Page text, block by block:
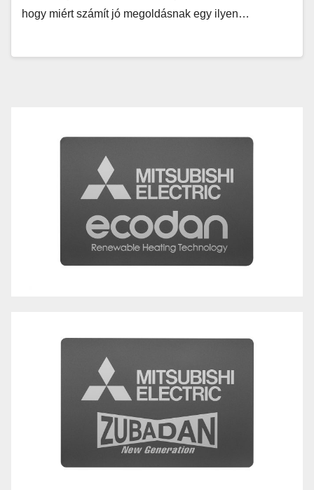
hogy miért számít jó megoldásnak egy ilyen…